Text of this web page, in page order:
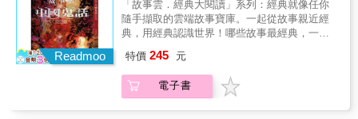
與出處簡介，認識古典中國文學最好的入門
◆■【故事雲．中國經典大閱讀】計畫：經典中
國神話（2024.06出版）、經典中國童話
（2024.07出版）經典中國鬼話（2024.11出
精怪（2025.06出版）、經典中國公案
（2025.08出版）
吃了那些燒餅，忽然都撲倒在地喊叫，旅客竟
全變成驢子了……〈板橋三娘子〉，出自《河
東記》◎這面古鏡據說是黃帝鑄造的，是有靈
氣的寶物，放在暗室會發出光芒，但是遇到日
五臟六腑，還能讓千年妖怪無法變形遁逃，照
了染疫的人還能使他們痊癒。帶著古鏡出門，
行船遇到風浪只要對著江水一照，立刻風平浪
Readmoo
「故事雲．經典大閱讀」系列：經典就像任你
隨手擷取的雲端故事寶庫。一起從故事親近經
典，用經典認識世界！哪些故事最經典，一生
多的變形故事？哪些故事最耐讀，千百年後讀
來仍趣味盎然？◆人鬼情緣、死而復活、善惡
果報、冤魂復仇……都在充滿「人味」的中國
特價 245 元
電子書